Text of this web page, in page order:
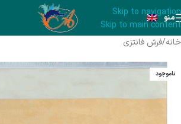
Skip to navigation
Skip to main content
منو
خانه/فرش فانتزی
ناموجود